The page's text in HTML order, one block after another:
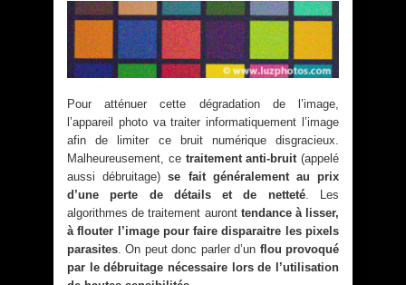
Pour atténuer cette dégradation de l’image,
l’appareil photo va traiter informatiquement l’image
afin de limiter ce bruit numérique disgracieux.
Malheureusement, ce traitement anti-bruit(appelé
aussi débruitage)se fait généralement au prix
d’une perte de détails et de netteté. Les
algorithmes de traitement auront tendance à lisser,
à flouter l’image pour faire disparaitre les pixels
parasites. On peut donc parler d’un flou provoqué
par le débruitage nécessaire lors de l’utilisation